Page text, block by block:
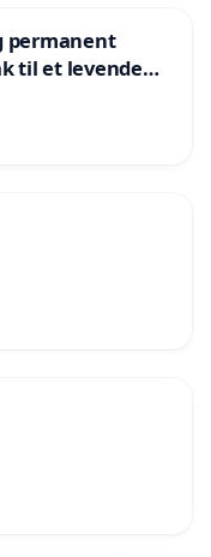
permanent
til et levende